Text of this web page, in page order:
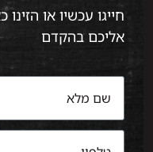
חייגו עכשיו או
אליכם בהקדם